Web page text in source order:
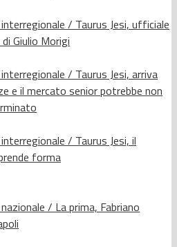
/ Taurus Jesi, ufficiale
Giulio Morigi
/ Taurus Jesi, arriva
e il mercato senior potrebbe non
/ Taurus Jesi, il
forma
/ La prima, Fabriano